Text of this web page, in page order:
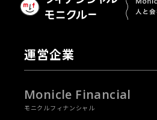
運営企業
Monicle Financial
モニクルフィナンシャル